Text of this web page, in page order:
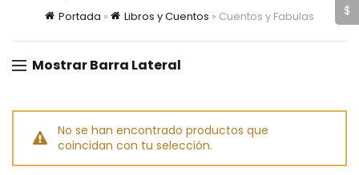
Portada » Libros y Cuentos » Cuentos y Fabulas
Mostrar Barra Lateral
No se han encontrado productos que
coincidan con tu selección.
$